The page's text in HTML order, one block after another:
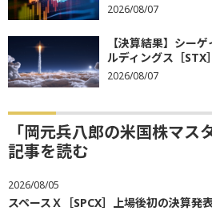
2026/08/07
【決算結果】シー
ルディングス［
2026/08/07
「岡元兵八郎の米国株マス
記事を読む
2026/08/05
スペースＸ［SPCX］上場後初の決算発